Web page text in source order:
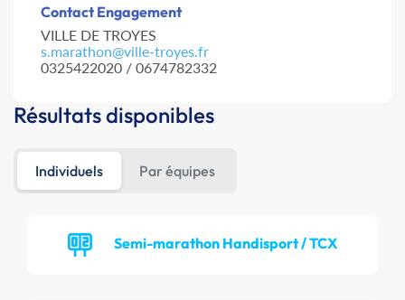
Contact Engagement
VILLE DE TROYES
s.marathon@ville-troyes.fr
0325422020 / 0674782332
Résultats disponibles
Individuels Par équipes
Semi-marathon Handisport / TCX